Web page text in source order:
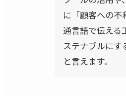
に「顧客への不
通言語で伝える
ステナブルにす
と言えます。